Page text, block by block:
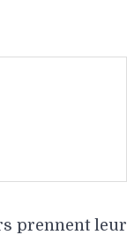
prennent leur